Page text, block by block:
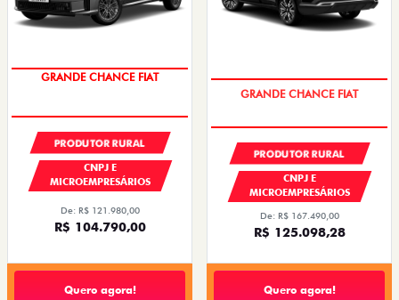
GRANDE CHANCE FIAT
PRODUTOR RURAL
CNPJ E
MICROEMPRESÁRIOS
De: R$ 121.980,00
R$ 104.790,00
Quero agora!
GRANDE CHANCE FIAT
PRODUTOR RURAL
CNPJ E
MICROEMPRESÁRIOS
De: R$ 167.490,00
R$ 125.098,28
Quero agora!